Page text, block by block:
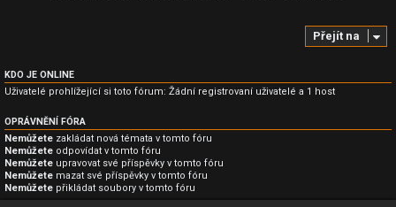
Přejít na
KDO JE ONLINE
Uživatelé prohlížející si toto fórum: Žádní registrovaní uživatelé a 1 host
OPRÁVNĚNÍ FÓRA
Nemůžete zakládat nová témata v tomto fóru
Nemůžete odpovídat v tomto fóru
Nemůžete upravovat své příspěvky v tomto fóru
Nemůžete mazat své příspěvky v tomto fóru
Nemůžete přikládat soubory v tomto fóru